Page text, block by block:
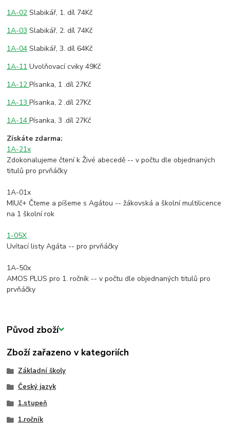
1A-02 Slabikář, 1. díl 74Kč
1A-03 Slabikář, 2. díl 74Kč
1A-04 Slabikář, 3. díl 64Kč
1A-11 Uvolňovací cviky 49Kč
1A-12Písanka, 1 .díl 27Kč
1A-13Písanka, 2 .díl 27Kč
1A-14Písanka, 3 .díl 27Kč
Získáte zdarma:
1A-21x
Zdokonalujeme čtení k Živé abecedě -- v počtu dle objednaných
titulů pro prvňáčky
1A-01x
MIUč+ Čteme a píšeme s Agátou -- žákovská a školní multilicence
na 1 školní rok
1-05X
Uvítací listy Agáta -- pro prvňáčky
1A-50x
AMOS PLUS pro 1. ročník -- v počtu dle objednaných titulů pro
prvňáčky
Původ zboží
Zboží zařazeno v kategoriích
Základní školy
Český jazyk
1.stupeň
1.ročník